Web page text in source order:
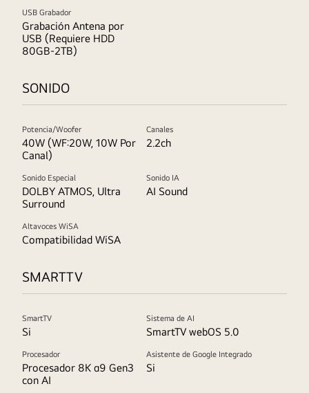
USB Grabador
Grabación Antena por
USB (Requiere HDD
80GB-2TB)
SONIDO
Potencia/Woofer
40W (WF:20W, 10W Por
Canal)
Canales
2.2ch
Sonido Especial
DOLBY ATMOS, Ultra
Surround
Sonido IA
AI Sound
Altavoces WiSA
Compatibilidad WiSA
SMARTTV
SmartTV
Si
Sistema de AI
SmartTV webOS 5.0
Procesador
Procesador 8K α9 Gen3
con AI
Asistente de Google Integrado
Si